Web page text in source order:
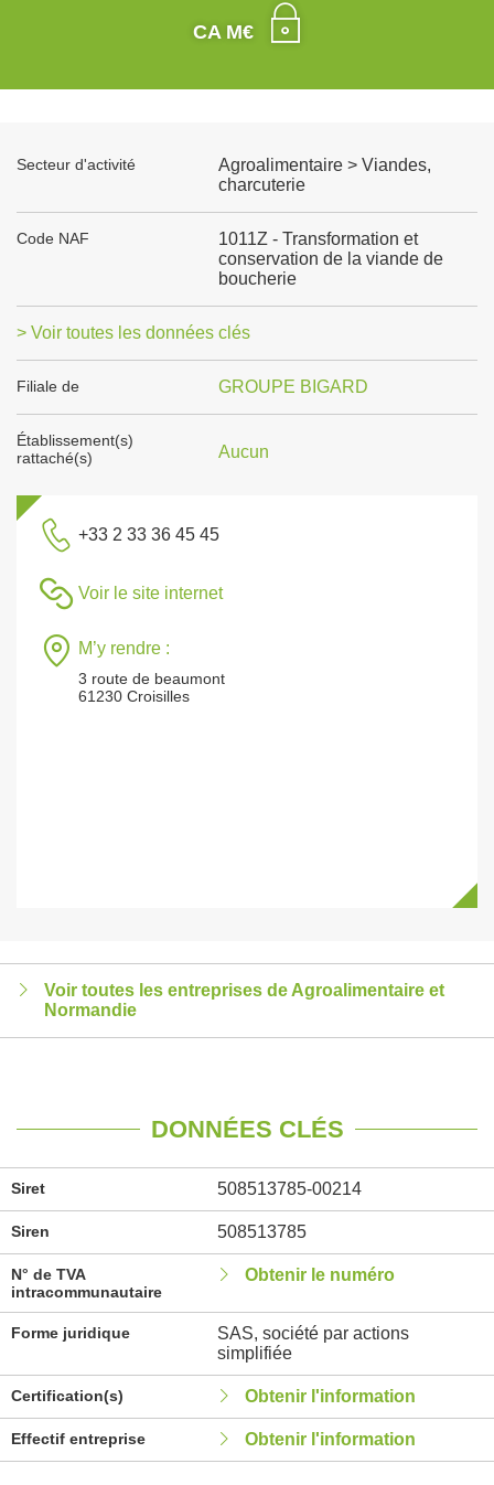
CA M€
Secteur d'activité
Agroalimentaire > Viandes,
charcuterie
Code NAF
1011Z - Transformation et
conservation de la viande de
boucherie
> Voir toutes les données clés
Filiale de GROUPE BIGARD
Établissement(s)
rattaché(s)
Aucun
+33 2 33 36 45 45
Voir le site internet
M’y rendre :
3 route de beaumont
61230 Croisilles
Voir toutes les entreprises de Agroalimentaire et
Normandie
DONNÉES CLÉS
Siret 508513785-00214
Siren 508513785
N° de TVA
intracommunautaire
Obtenir le numéro
Forme juridique
SAS, société par actions
simplifiée
Certification(s) Obtenir l'information
Effectif entreprise Obtenir l'information